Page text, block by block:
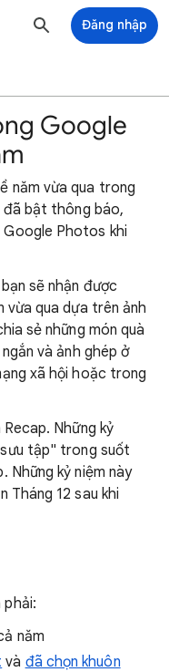
Đăng nhập
Google
năm vừa qua trong
đã bật thông báo,
Photos khi
sẽ nhận được
qua dựa trên ảnh
sẻ những món quà
và ảnh ghép ở
xã hội hoặc trong
Những kỷ
tập" trong suốt
Những kỷ niệm này
Tháng 12 sau khi
phải:
năm
và đã chọn khuôn